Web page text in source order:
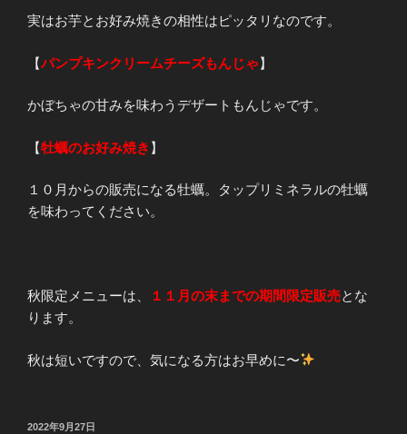
実はお芋とお好み焼きの相性はピッタリなのです。
【パンプキンクリームチーズもんじゃ】
かぼちゃの甘みを味わうデザートもんじゃです。
【牡蠣のお好み焼き 】
１０月からの販売になる牡蠣。タップリミネラルの牡蠣
を味わってください。
秋限定メニューは、 １１月の末までの期間限定販売とな
ります。
秋は短いですので、気になる方はお早めに〜
投
2022年9月27日